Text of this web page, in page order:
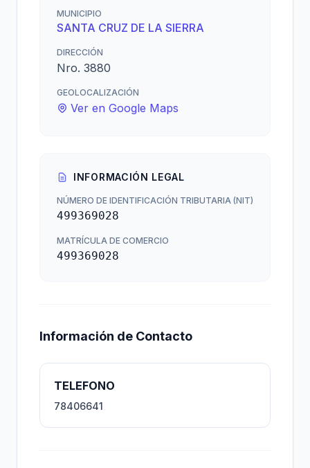
MUNICIPIO
SANTA CRUZ DE LA SIERRA
DIRECCIÓN
Nro. 3880
GEOLOCALIZACIÓN
Ver en Google Maps
INFORMACIÓN LEGAL
NÚMERO DE IDENTIFICACIÓN TRIBUTARIA (NIT)
499369028
MATRÍCULA DE COMERCIO
499369028
Información de Contacto
TELEFONO
78406641